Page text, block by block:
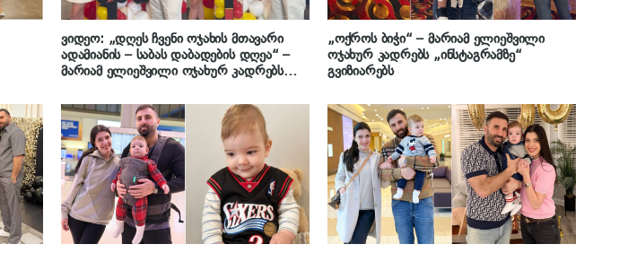
ვიდეო: „დღეს ჩვენი ოჯახის მთავარი
ადამიანის – საბას დაბადების დღეა“ –
მარიამ ელიეშვილი ოჯახურ კადრებს
„ოქროს ბიჭი“ – მარიამ ელიეშვილი
ოჯახურ კადრებს „ინსტაგრამზე“
გვიზიარებს